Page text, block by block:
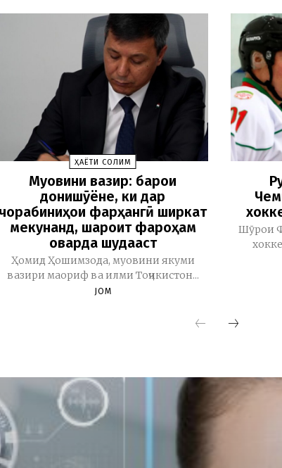
ҲАЁТИ СОЛИМ
Муовини вазир: барои
донишҷӯёне, ки дар
чорабиниҳои фарҳангӣ ширкат
мекунанд, шароит фароҳам
оварда шудааст
Ҳомид Ҳошимзода, муовини якуми
вазири маориф ва илми Тоҷикистон...
JOM
Шӯрои